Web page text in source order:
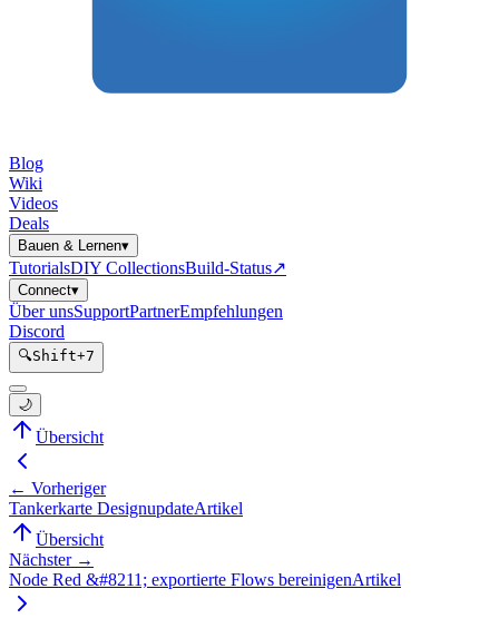
Blog
Wiki
Videos
Deals
Bauen & Lernen▾
TutorialsDIY CollectionsBuild-Status↗
Connect▾
Über unsSupportPartnerEmpfehlungen
Discord
🔍Shift+7
🌙
Übersicht
← Vorheriger
Tankerkarte DesignupdateArtikel
Übersicht
Nächster →
Node Red &#8211; exportierte Flows bereinigenArtikel